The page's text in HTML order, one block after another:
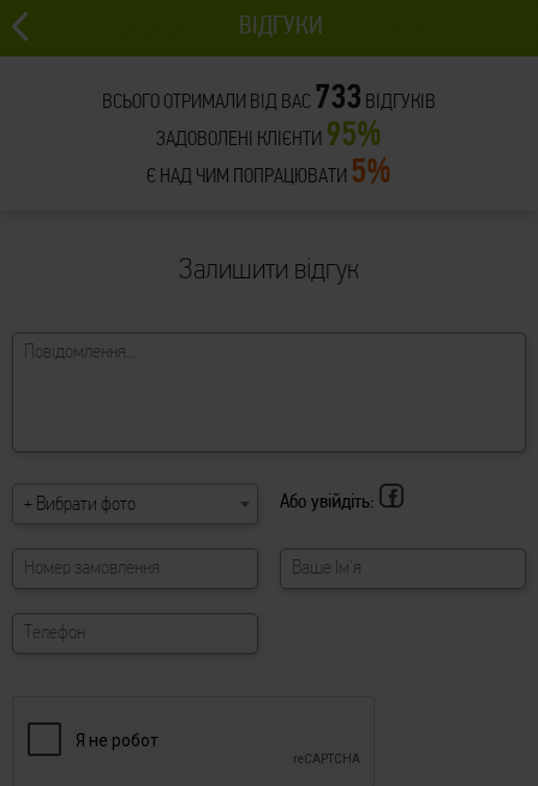
ВІДГУКИ
ВСЬОГО ОТРИМАЛИ ВІД ВАС 733 ВІДГУКІВ
ЗАДОВОЛЕНІ КЛІЄНТИ 95%
Є НАД ЧИМ ПОПРАЦЮВАТИ 5%
Залишити відгук
+ Вибрати фото Або увійдіть: